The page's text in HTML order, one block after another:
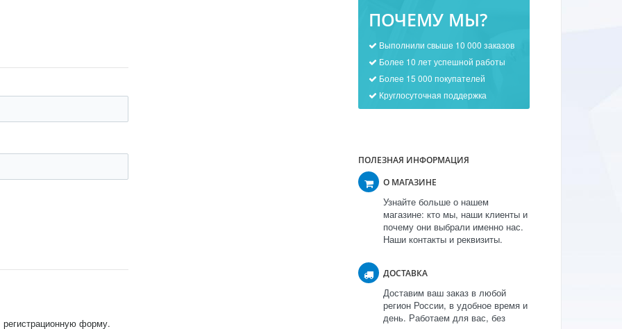
форму.
ПОЧЕМУ МЫ?
Выполнили свыше 10 000 заказов
Более 10 лет успешной работы
Более 15 000 покупателей
Круглосуточная поддержка
ПОЛЕЗНАЯ ИНФОРМАЦИЯ
О МАГАЗИНЕ
Узнайте больше о нашем
магазине: кто мы, наши клиенты и
почему они выбрали именно нас.
Наши контакты и реквизиты.
ДОСТАВКА
Доставим ваш заказ в любой
регион России, в удобное время и
день. Работаем для вас, без